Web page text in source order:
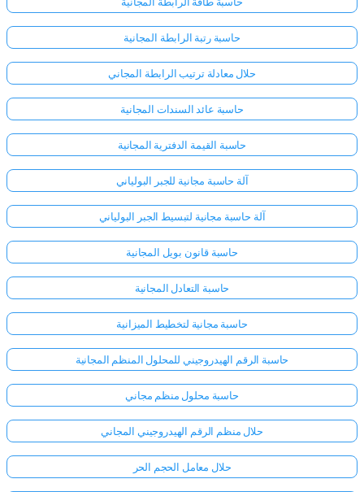
لا
توجد
أسئلة
اطرح
سؤالك
الأول
حاسبة رتبة الرابطة المجانية
حلال معادلة ترتيب الرابطة المجاني
حاسبة عائد السندات المجانية
حاسبة القيمة الدفترية المجانية
آلة حاسبة مجانية للجبر البولياني
آلة حاسبة مجانية لتبسيط الجبر البولياني
حاسبة قانون بويل المجانية
حاسبة التعادل المجانية
حاسبة مجانية لتخطيط الميزانية
حاسبة الرقم الهيدروجيني للمحلول المنظم المجانية
حاسبة محلول منظم مجاني
حلال منظم الرقم الهيدروجيني المجاني
حلال معامل الحجم الحر